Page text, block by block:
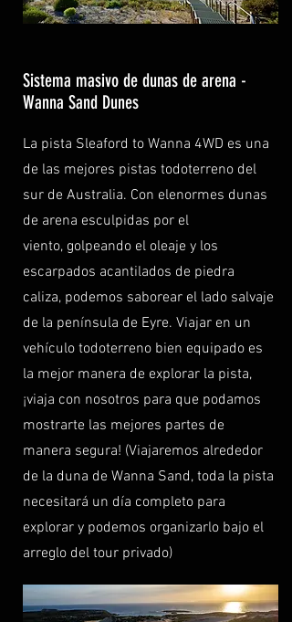
Sistema masivo de dunas de arena -
Wanna Sand Dunes
La pista Sleaford to Wanna 4WD es una
de las mejores pistas todoterreno del
sur de Australia. Con elenormes dunas
de arena esculpidas por el
viento, golpeando el oleaje y los
escarpados acantilados de piedra
caliza, podemos saborear el lado salvaje
de la península de Eyre. Viajar en un
vehículo todoterreno bien equipado es
la mejor manera de explorar la pista,
¡viaja con nosotros para que podamos
mostrarte las mejores partes de
manera segura! (Viajaremos alrededor
de la duna de Wanna Sand, toda la pista
necesitará un día completo para
explorar y podemos organizarlo bajo el
arreglo del tour privado)